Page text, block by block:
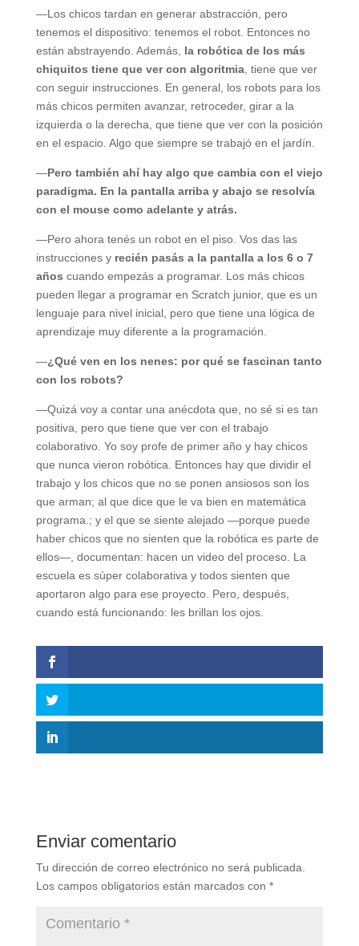
—Los chicos tardan en generar abstracción, pero
tenemos el dispositivo: tenemos el robot. Entonces no
están abstrayendo. Además, la robótica de los más
chiquitos tiene que ver con algoritmia, tiene que ver
con seguir instrucciones. En general, los robots para los
más chicos permiten avanzar, retroceder, girar a la
izquierda o la derecha, que tiene que ver con la posición
en el espacio. Algo que siempre se trabajó en el jardín.
—Pero también ahí hay algo que cambia con el viejo
paradigma. En la pantalla arriba y abajo se resolvía
con el mouse como adelante y atrás.
—Pero ahora tenés un robot en el piso. Vos das las
instrucciones y recién pasás a la pantalla a los 6 o 7
años cuando empezás a programar. Los más chicos
pueden llegar a programar en Scratch junior, que es un
lenguaje para nivel inicial, pero que tiene una lógica de
aprendizaje muy diferente a la programación.
—¿Qué ven en los nenes: por qué se fascinan tanto
con los robots?
—Quizá voy a contar una anécdota que, no sé si es tan
positiva, pero que tiene que ver con el trabajo
colaborativo. Yo soy profe de primer año y hay chicos
que nunca vieron robótica. Entonces hay que dividir el
trabajo y los chicos que no se ponen ansiosos son los
que arman; al que dice que le va bien en matemática
programa.; y el que se siente alejado —porque puede
haber chicos que no sienten que la robótica es parte de
ellos—, documentan: hacen un video del proceso. La
escuela es súper colaborativa y todos sienten que
aportaron algo para ese proyecto. Pero, después,
cuando está funcionando: les brillan los ojos.
Enviar comentario
Tu dirección de correo electrónico no será publicada.
Los campos obligatorios están marcados con *